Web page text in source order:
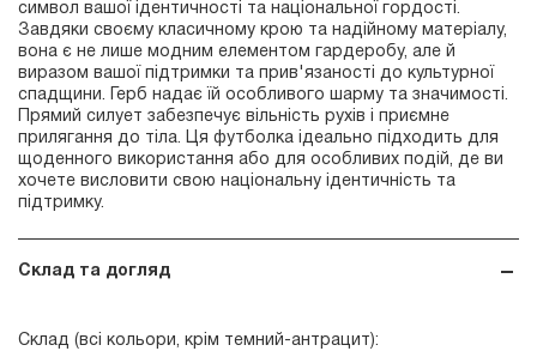
символ вашої ідентичності та національної гордості.
Завдяки своєму класичному крою та надійному матеріалу,
вона є не лише модним елементом гардеробу, але й
виразом вашої підтримки та прив'язаності до культурної
спадщини. Герб надає їй особливого шарму та значимості.
Прямий силует забезпечує вільність рухів і приємне
прилягання до тіла. Ця футболка ідеально підходить для
щоденного використання або для особливих подій, де ви
хочете висловити свою національну ідентичність та
підтримку.
Склад та догляд
Склад (всі кольори, крім темний-антрацит):